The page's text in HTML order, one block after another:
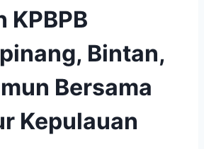
KPBPB
Bintan,
Bersama
Kepulauan